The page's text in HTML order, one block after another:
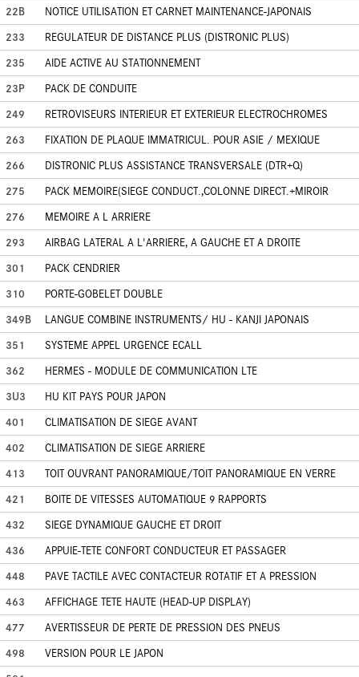
22B
NOTICE UTILISATION ET CARNET MAINTENANCE-JAPONAIS
233
REGULATEUR DE DISTANCE PLUS (DISTRONIC PLUS)
235
AIDE ACTIVE AU STATIONNEMENT
23P
PACK DE CONDUITE
249
RETROVISEURS INTERIEUR ET EXTERIEUR ELECTROCHROMES
263
FIXATION DE PLAQUE IMMATRICUL. POUR ASIE / MEXIQUE
266
DISTRONIC PLUS ASSISTANCE TRANSVERSALE (DTR+Q)
275
PACK MEMOIRE(SIEGE CONDUCT.,COLONNE DIRECT.+MIROIR
276
MEMOIRE A L ARRIERE
293
AIRBAG LATERAL A L'ARRIERE, A GAUCHE ET A DROITE
301
PACK CENDRIER
310
PORTE-GOBELET DOUBLE
349B
LANGUE COMBINE INSTRUMENTS/ HU - KANJI JAPONAIS
351
SYSTEME APPEL URGENCE ECALL
362
HERMES - MODULE DE COMMUNICATION LTE
3U3
HU KIT PAYS POUR JAPON
401
CLIMATISATION DE SIEGE AVANT
402
CLIMATISATION DE SIEGE ARRIERE
413
TOIT OUVRANT PANORAMIQUE/TOIT PANORAMIQUE EN VERRE
421
BOITE DE VITESSES AUTOMATIQUE 9 RAPPORTS
432
SIEGE DYNAMIQUE GAUCHE ET DROIT
436
APPUIE-TETE CONFORT CONDUCTEUR ET PASSAGER
448
PAVE TACTILE AVEC CONTACTEUR ROTATIF ET A PRESSION
463
AFFICHAGE TETE HAUTE (HEAD-UP DISPLAY)
477
AVERTISSEUR DE PERTE DE PRESSION DES PNEUS
498
VERSION POUR LE JAPON